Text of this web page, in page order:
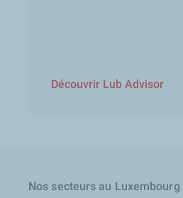
Découvrir Lub Advisor
Nos secteurs au Luxembourg